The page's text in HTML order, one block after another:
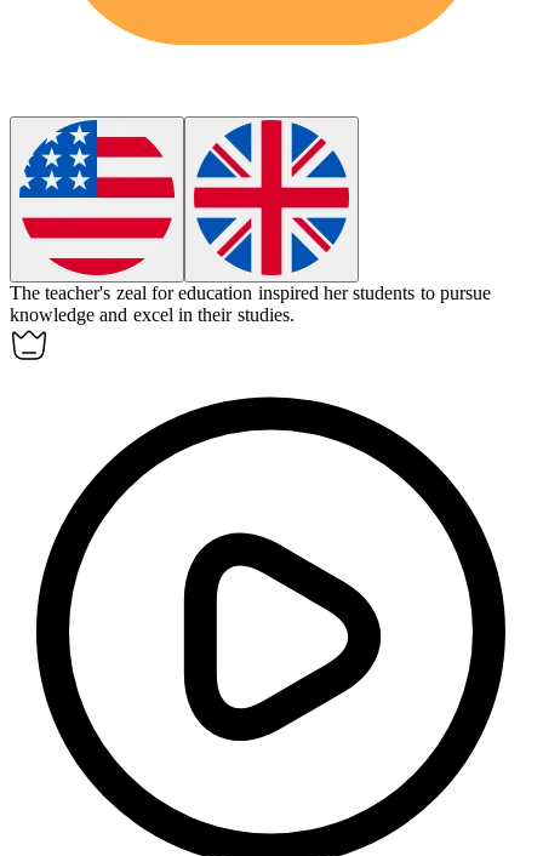
The teacher's zeal for education inspired her students to pursue
knowledge and excel in their studies.